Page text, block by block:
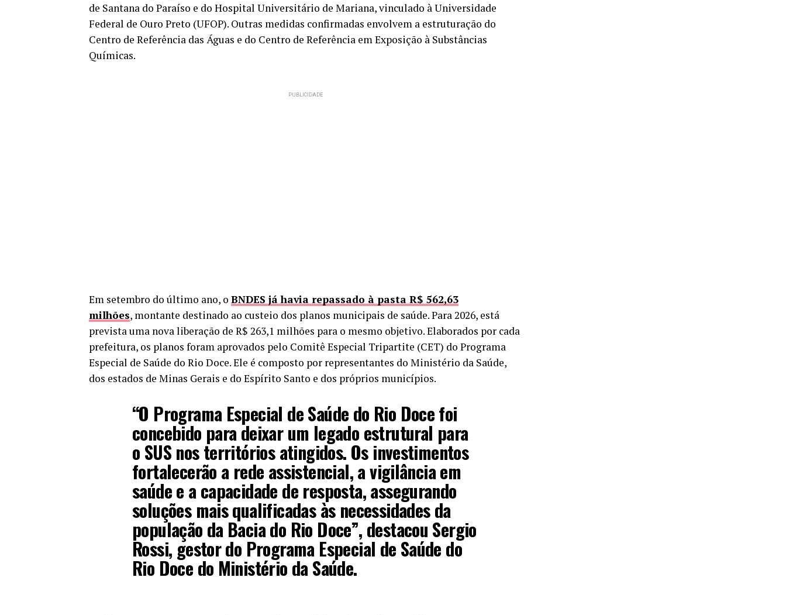
de Santana do Paraíso e do Hospital Universitário de Mariana, vinculado à Universidade
Federal de Ouro Preto (UFOP). Outras medidas confirmadas envolvem a estruturação do
Centro de Referência das Águas e do Centro de Referência em Exposição à Substâncias
Químicas.
Em setembro do último ano, o BNDES já havia repassado à pasta R$ 562,63
milhões, montante destinado ao custeio dos planos municipais de saúde. Para 2026, está
prevista uma nova liberação de R$ 263,1 milhões para o mesmo objetivo. Elaborados por cada
prefeitura, os planos foram aprovados pelo Comitê Especial Tripartite (CET) do Programa
Especial de Saúde do Rio Doce. Ele é composto por representantes do Ministério da Saúde,
dos estados de Minas Gerais e do Espírito Santo e dos próprios municípios.
“O Programa Especial de Saúde do Rio Doce foi
concebido para deixar um legado estrutural para
o SUS nos territórios atingidos. Os investimentos
fortalecerão a rede assistencial, a vigilância em
saúde e a capacidade de resposta, assegurando
soluções mais qualificadas às necessidades da
população da Bacia do Rio Doce”, destacou Sergio
Rossi, gestor do Programa Especial de Saúde do
Rio Doce do Ministério da Saúde.